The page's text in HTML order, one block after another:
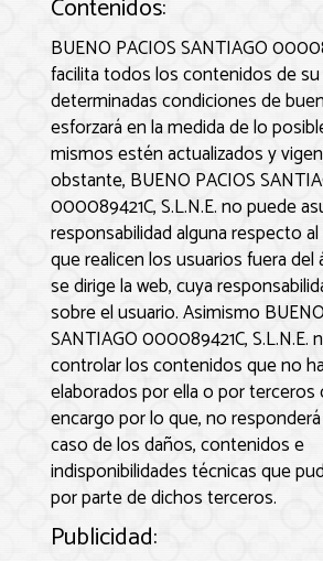
Contenidos:
BUENO PACIOS SANTIAGO
facilita todos los contenidos de su
determinadas condiciones de
esforzará en la medida de lo
mismos estén actualizados y
obstante, BUENO PACIOS
000089421C, S.L.N.E.no puede
responsabilidad alguna respecto
que realicen los usuarios fuera
se dirige la web, cuya
sobre el usuario. Asimismo
SANTIAGO 000089421C, S.L.N.E.
controlar los contenidos que no
elaborados por ella o por
encargo por lo que, no
caso de los daños, contenidos e
indisponibilidades técnicas que
por parte de dichos terceros.
Publicidad: